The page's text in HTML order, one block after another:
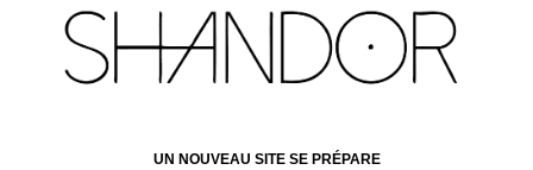
UN NOUVEAU SITE SE PRÉPARE